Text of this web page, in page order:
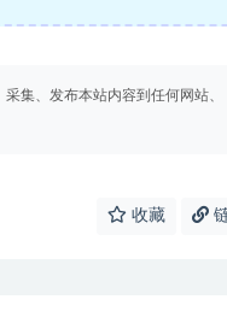
集、发布本站内容到任何网站、
收藏